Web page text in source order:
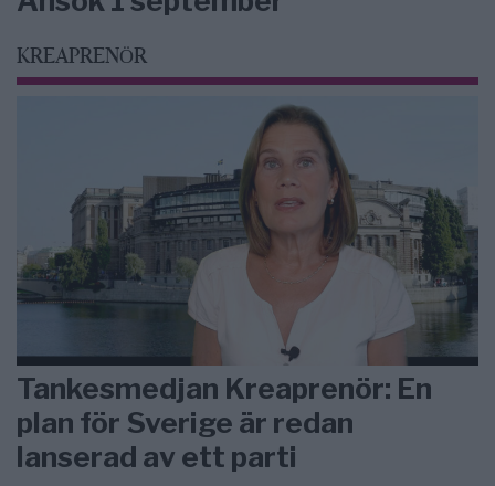
KREAPRENÖR
Tankesmedjan Kreaprenör: En
plan för Sverige är redan
lanserad av ett parti